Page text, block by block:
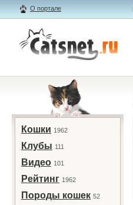
О портале
Кошки 1962
Клубы 111
Видео 101
Рейтинг 1962
Породы кошек 52